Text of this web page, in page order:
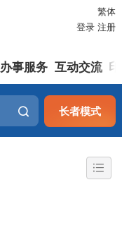
繁体
登录 注册
办事服务 互动交流
长者模式